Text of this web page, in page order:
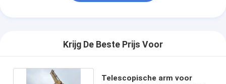
Krijg De Beste Prijs Voor
Telescopische arm voor